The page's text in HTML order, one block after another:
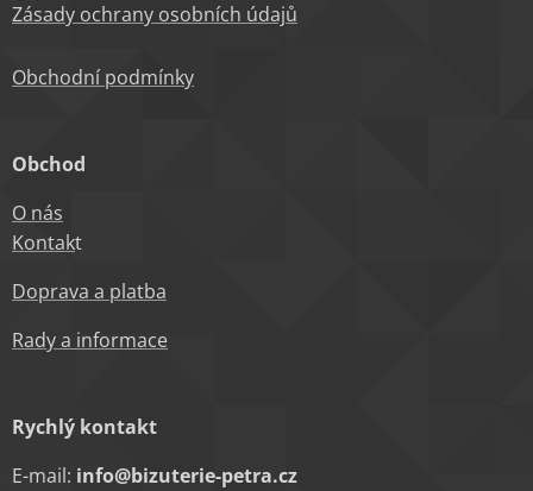
Zásady ochrany osobních údajů
Obchodní podmínky
Obchod
O nás
Kontakt
Doprava a platba
Rady a informace
Rychlý kontakt
E-mail: info@bizuterie-petra.cz